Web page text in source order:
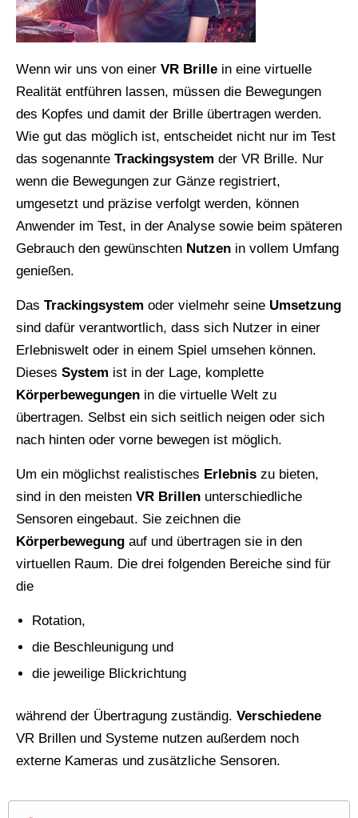
Wenn wir uns von einer VR Brille in eine virtuelle
Realität entführen lassen, müssen die Bewegungen
des Kopfes und damit der Brille übertragen werden.
Wie gut das möglich ist, entscheidet nicht nur im Test
das sogenannte Trackingsystem der VR Brille. Nur
wenn die Bewegungen zur Gänze registriert,
umgesetzt und präzise verfolgt werden, können
Anwender im Test, in der Analyse sowie beim späteren
Gebrauch den gewünschten Nutzen in vollem Umfang
genießen.
Das Trackingsystem oder vielmehr seine Umsetzung
sind dafür verantwortlich, dass sich Nutzer in einer
Erlebniswelt oder in einem Spiel umsehen können.
Dieses System ist in der Lage, komplette
Körperbewegungen in die virtuelle Welt zu
übertragen. Selbst ein sich seitlich neigen oder sich
nach hinten oder vorne bewegen ist möglich.
Um ein möglichst realistisches Erlebnis zu bieten,
sind in den meisten VR Brillen unterschiedliche
Sensoren eingebaut. Sie zeichnen die
Körperbewegung auf und übertragen sie in den
virtuellen Raum. Die drei folgenden Bereiche sind für
die
Rotation,
die Beschleunigung und
die jeweilige Blickrichtung
während der Übertragung zuständig. Verschiedene
VR Brillen und Systeme nutzen außerdem noch
externe Kameras und zusätzliche Sensoren.